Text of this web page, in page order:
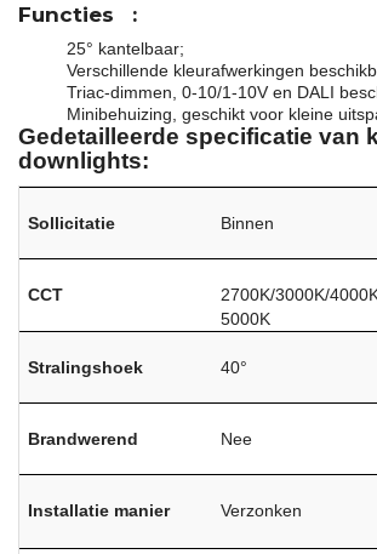
Functies :
25° kantelbaar;
Verschillende kleurafwerkingen
Triac-dimmen, 0-10/1-10V en DALI
Minibehuizing, geschikt voor kleine
Gedetailleerde specificatie van
downlights:
Sollicitatie Binnen
CCT
2700K/3000K/
5000K
Stralingshoek 40°
Brandwerend Nee
Installatie manier Verzonken